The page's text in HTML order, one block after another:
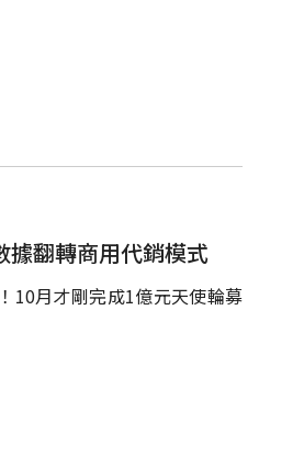
據翻轉商用代銷模式
10月才剛完成1億元天使輪募